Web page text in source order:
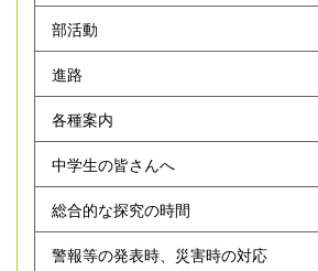
部活動
進路
各種案内
中学生の皆さんへ
総合的な探究の時間
警報等の発表時、災害時の対応